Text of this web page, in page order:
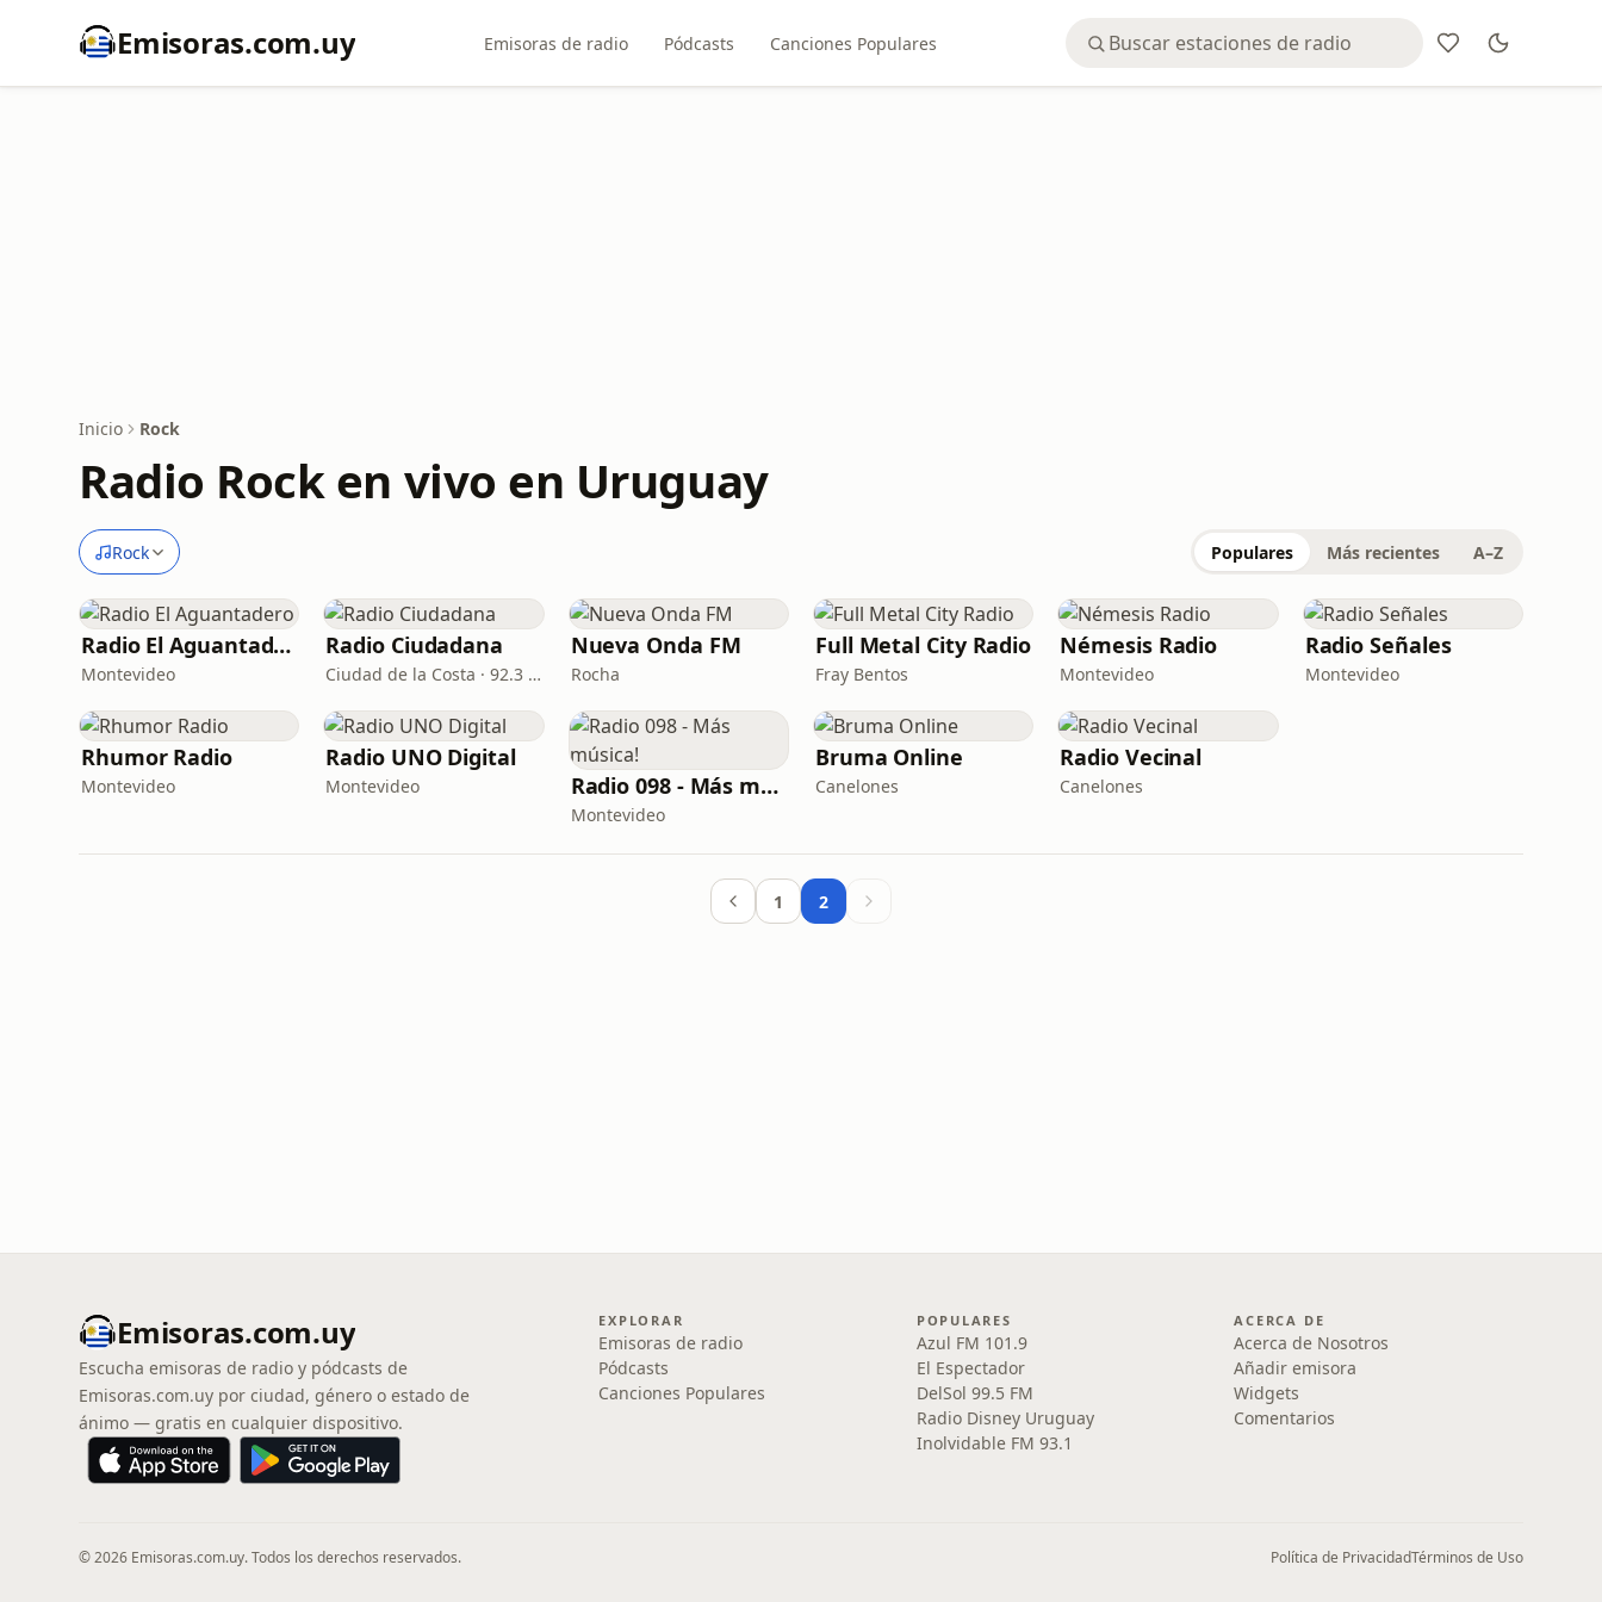
Emisoras.com.uy Emisoras de radio Pódcasts Canciones Populares
Inicio Rock
Radio Rock en vivo en Uruguay
Rock Populares Más recientes A–Z
Radio El Aguantadero
Montevideo
Radio Ciudadana
Ciudad de la Costa · 92.3 FM
Nueva Onda FM
Rocha
Full Metal City Radio
Fray Bentos
Némesis Radio
Montevideo
Radio Señales
Montevideo
Rhumor Radio
Montevideo
Radio UNO Digital
Montevideo Radio 098 - Más música!
Montevideo
Bruma Online
Canelones
Radio Vecinal
Canelones
1 2
Emisoras.com.uy
Escucha emisoras de radio y pódcasts de
Emisoras.com.uy por ciudad, género o estado de
ánimo — gratis en cualquier dispositivo.
EXPLORAR
Emisoras de radio
Pódcasts
Canciones Populares
POPULARES
Azul FM 101.9
El Espectador
DelSol 99.5 FM
Radio Disney Uruguay
Inolvidable FM 93.1
ACERCA DE
Acerca de Nosotros
Añadir emisora
Widgets
Comentarios
© 2026 Emisoras.com.uy. Todos los derechos reservados. Política de PrivacidadTérminos de Uso